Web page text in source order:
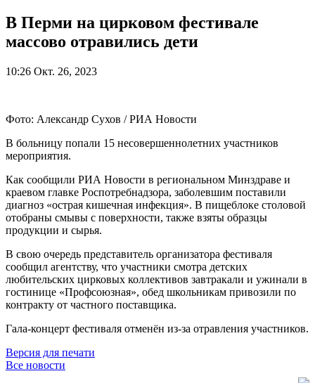
В Перми на цирковом фестивале
массово отравились дети
10:26 Окт. 26, 2023
Фото: Александр Сухов / РИА Новости
В больницу попали 15 несовершеннолетних участников
мероприятия.
Как сообщили РИА Новости в региональном Минздраве и
краевом главке Роспотребнадзора, заболевшим поставили
диагноз «острая кишечная инфекция». В пищеблоке столовой
отобраны смывы с поверхности, также взяты образцы
продукции и сырья.
В свою очередь представитель организатора фестиваля
сообщил агентству, что участники смотра детских
любительских цирковых коллективов завтракали и ужинали в
гостинице «Профсоюзная», обед школьникам привозили по
контракту от частного поставщика.
Гала-концерт фестиваля отменён из-за отравления участников.
Версия для печати
Все новости